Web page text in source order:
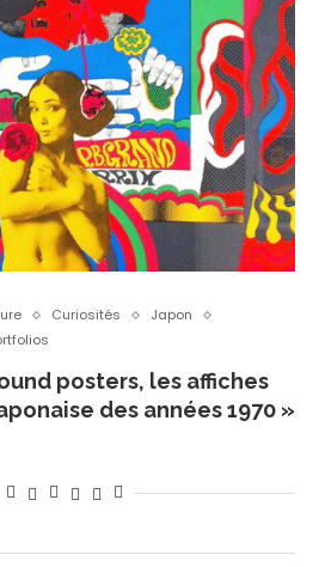
Curiosités
Japon
posters, les affiches
des années 1970 »